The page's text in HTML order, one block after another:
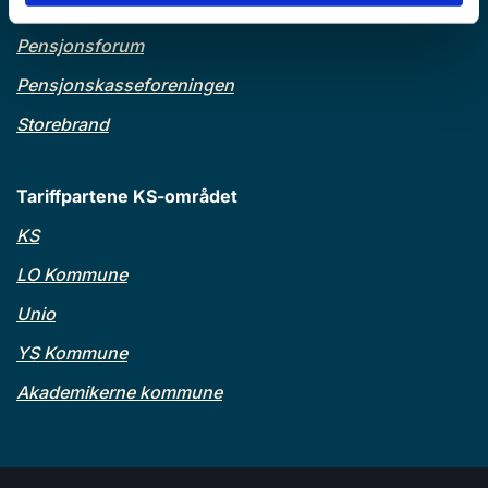
KLP
Pensjonsforum
Pensjonskasseforeningen
Storebrand
Tariffpartene KS-området
KS
LO Kommune
Unio
YS Kommune
Akademikerne kommune